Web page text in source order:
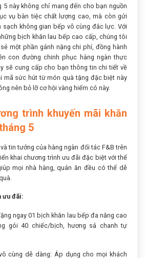
5 này không chỉ mang đến cho bạn nguồn
vụ bàn tiệc chất lượng cao, mà còn gửi
sạch không gian bếp vô cùng đắc lực. Với
bịch khăn lau bếp cao cấp, chúng tôi
một phần gánh nặng chi phí, đồng hành
con đường chinh phục hàng ngàn thực
sẽ cung cấp cho bạn thông tin chi tiết về
mã sức hút từ món quà tặng đặc biệt này
nên bỏ lỡ cơ hội vàng hiếm có này.
trình khuyến mãi khăn
5
tin tưởng của hàng ngàn đối tác F&B trên
khai chương trình ưu đãi đặc biệt với thể
mọi nhà hàng, quán ăn đều có thể dễ
ưu đãi:
ngay 01 bịch khăn lau bếp đa năng cao
gói 40 chiếc/bịch, hương sả chanh tự
cùng dễ dàng: Áp dụng cho mọi khách